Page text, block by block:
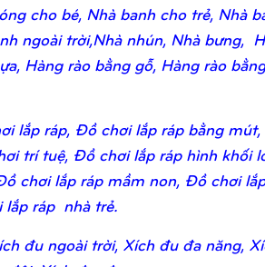
cho bé, Nhà banh cho trẻ, Nhà
ngoài trời,Nhà nhún, Nhà bưng,
Hàng rào bằng gỗ, Hàng rào
lắp ráp, Đồ chơi lắp ráp bằng
trí tuệ, Đồ chơi lắp ráp hình khối
chơi lắp ráp mầm non, Đồ chơi
lắp ráp nhà trẻ.
đu ngoài trời, Xích đu đa năng,